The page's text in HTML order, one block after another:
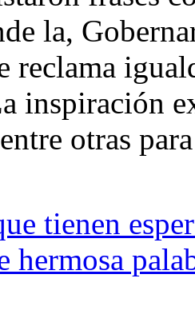
la,
reclama
inspiración
otras
tienen
hermosa